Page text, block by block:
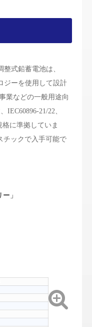
整式鉛蓄電池は、
ジーを使用して設計
業などの一般用途向
IEC60896-21/22、
に準拠していま
チックで入手可能で
ー」